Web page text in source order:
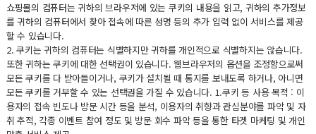
쇼핑몰의 컴퓨터는 귀하의 브라우저에 있는 쿠키의 내용을 읽고, 귀하의 추가정보
를 귀하의 컴퓨터에서 찾아 접속에 따른 성명 등의 추가 입력 없이 서비스를 제공
할 수 있습니다.
2. 쿠키는 귀하의 컴퓨터는 식별하지만 귀하를 개인적으로 식별하지는 않습니다.
또한 귀하는 쿠키에 대한 선택권이 있습니다. 웹브라우저의 옵션을 조정함으로써
모든 쿠키를 다 받아들이거나, 쿠키가 설치될 때 통지를 보내도록 하거나, 아니면
모든 쿠키를 거부할 수 있는 선택권을 가질 수 있습니다. 1.쿠키 등 사용 목적 : 이
용자의 접속 빈도나 방문 시간 등을 분석, 이용자의 취향과 관심분야를 파악 및 자
취 추적, 각종 이벤트 참여 정도 및 방문 회수 파악 등을 통한 타겟 마케팅 및 개인